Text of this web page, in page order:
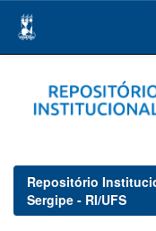
navigation
Repositório
Sergipe - RI/UFS